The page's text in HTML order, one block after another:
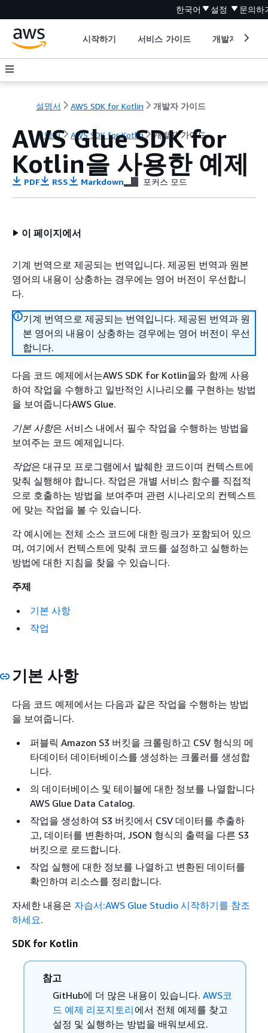
한국어 설정 문의하
시작하기 서비스 가이드 개발자 도구
설명서 AWS SDK for Kotlin 개발자 가이드
설명서 AWS SDK for Kotlin 개발자 가이드
AWS Glue SDK for
Kotlin을 사용한 예제
PDF RSS Markdown 포커스 모드
이 페이지에서
기계 번역으로 제공되는 번역입니다. 제공된 번역과 원본
영어의 내용이 상충하는 경우에는 영어 버전이 우선합니
다.
기계 번역으로 제공되는 번역입니다. 제공된 번역과 원
본 영어의 내용이 상충하는 경우에는 영어 버전이 우선
합니다.
다음 코드 예제에서는AWS SDK for Kotlin을와 함께 사용
하여 작업을 수행하고 일반적인 시나리오를 구현하는 방법
을 보여줍니다AWS Glue.
기본 사항은 서비스 내에서 필수 작업을 수행하는 방법을
보여주는 코드 예제입니다.
작업은 대규모 프로그램에서 발췌한 코드이며 컨텍스트에
맞춰 실행해야 합니다. 작업은 개별 서비스 함수를 직접적
으로 호출하는 방법을 보여주며 관련 시나리오의 컨텍스트
에 맞는 작업을 볼 수 있습니다.
각 예시에는 전체 소스 코드에 대한 링크가 포함되어 있으
며, 여기에서 컨텍스트에 맞춰 코드를 설정하고 실행하는
방법에 대한 지침을 찾을 수 있습니다.
주제
기본 사항
작업
기본 사항
다음 코드 예제에서는 다음과 같은 작업을 수행하는 방법
을 보여줍니다.
퍼블릭 Amazon S3 버킷을 크롤링하고 CSV 형식의 메
타데이터 데이터베이스를 생성하는 크롤러를 생성합
니다.
의 데이터베이스 및 테이블에 대한 정보를 나열합니다
AWS Glue Data Catalog.
작업을 생성하여 S3 버킷에서 CSV 데이터를 추출하
고, 데이터를 변환하며, JSON 형식의 출력을 다른 S3
버킷으로 로드합니다.
작업 실행에 대한 정보를 나열하고 변환된 데이터를
확인하며 리소스를 정리합니다.
자세한 내용은 자습서:AWS Glue Studio 시작하기를 참조
하세요.
SDK for Kotlin
참고
GitHub에 더 많은 내용이 있습니다. AWS코
드 예제 리포지토리 에서 전체 예제를 찾고
설정 및 실행하는 방법을 배워보세요.